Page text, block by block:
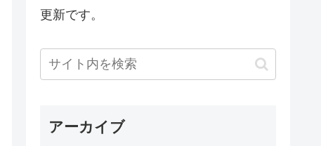
更新です。
アーカイブ